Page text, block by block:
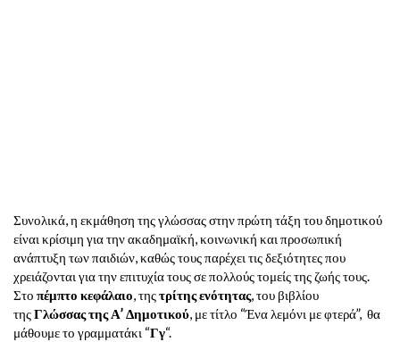
Συνολικά, η εκμάθηση της γλώσσας στην πρώτη τάξη του δημοτικού
είναι κρίσιμη για την ακαδημαϊκή, κοινωνική και προσωπική
ανάπτυξη των παιδιών, καθώς τους παρέχει τις δεξιότητες που
χρειάζονται για την επιτυχία τους σε πολλούς τομείς της ζωής τους.
Στο πέμπτο κεφάλαιο, τηςτρίτης ενότητας, του βιβλίου
τηςΓλώσσας της Α’ Δημοτικού, με τίτλο “Ένα λεμόνι με φτερά”, θα
μάθουμε το γραμματάκι “Γγ“.